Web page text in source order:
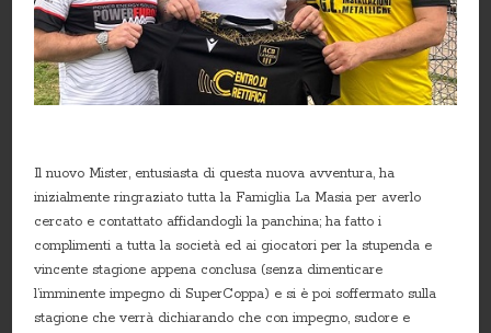
Il nuovo Mister, entusiasta di questa nuova avventura, ha
inizialmente ringraziato tutta la Famiglia La Masia per averlo
cercato e contattato affidandogli la panchina; ha fatto i
complimenti a tutta la società ed ai giocatori per la stupenda e
vincente stagione appena conclusa (senza dimenticare
l’imminente impegno di SuperCoppa) e si è poi soffermato sulla
stagione che verrà dichiarando che con impegno, sudore e